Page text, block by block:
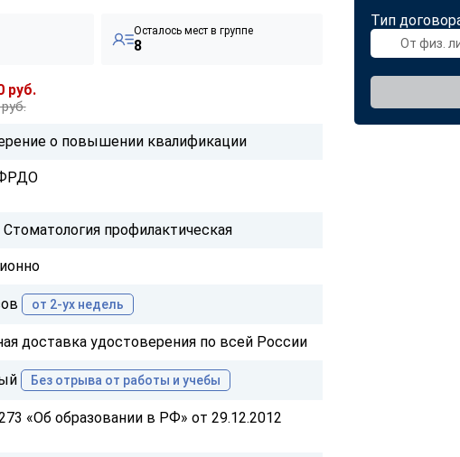
Тип
От физ.
Осталось мест в группе
8
руб.
о повышении квалификации
профилактическая
от 2-ух недель
доставка удостоверения по всей России
Без отрыва от работы и учебы
«Об образовании в РФ» от 29.12.2012